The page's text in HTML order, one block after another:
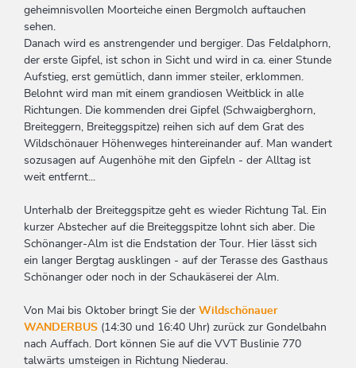
geheimnisvollen Moorteiche einen Bergmolch auftauchen
sehen.
Danach wird es anstrengender und bergiger. Das Feldalphorn,
der erste Gipfel, ist schon in Sicht und wird in ca. einer Stunde
Aufstieg, erst gemütlich, dann immer steiler, erklommen.
Belohnt wird man mit einem grandiosen Weitblick in alle
Richtungen. Die kommenden drei Gipfel (Schwaigberghorn,
Breiteggern, Breiteggspitze) reihen sich auf dem Grat des
Wildschönauer Höhenweges hintereinander auf. Man wandert
sozusagen auf Augenhöhe mit den Gipfeln - der Alltag ist
weit entfernt...
Unterhalb der Breiteggspitze geht es wieder Richtung Tal. Ein
kurzer Abstecher auf die Breiteggspitze lohnt sich aber. Die
Schönanger-Alm ist die Endstation der Tour. Hier lässt sich
ein langer Bergtag ausklingen - auf der Terasse des Gasthaus
Schönanger oder noch in der Schaukäserei der Alm.
Von Mai bis Oktober bringt Sie der Wildschönauer
WANDERBUS (14:30 und 16:40 Uhr) zurück zur Gondelbahn
nach Auffach. Dort können Sie auf die VVT Buslinie 770
talwärts umsteigen in Richtung Niederau.